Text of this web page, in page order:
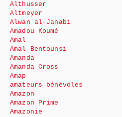
Althusser
Altmeyer
Alwan al-Janabi
Amadou Koumé
Amal
Amal Bentounsi
Amanda
Amanda Cross
Amap
amateurs bénévoles
Amazon
Amazon Prime
Amazonie